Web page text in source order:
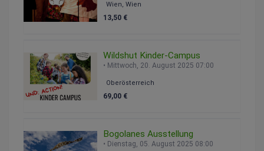
Wien, Wien
13,50 €
Wildshut Kinder-Campus
Mittwoch, 20. August 2025 07:00
Oberösterreich
69,00 €
Bogolanes Ausstellung
Dienstag, 05. August 2025 08:00